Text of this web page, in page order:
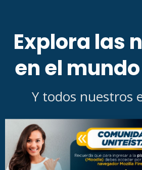
Explora las
en el